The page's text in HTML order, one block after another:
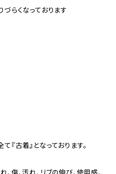
づらくなっております
『古着』となっております。
傷、汚れ、リブの伸び、使用感、